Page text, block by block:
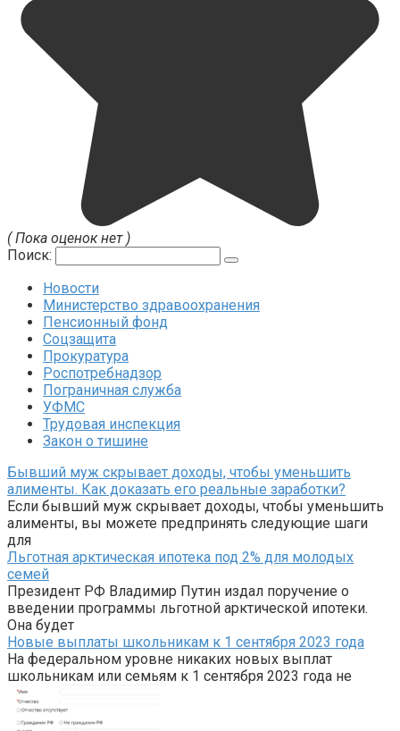
( Пока оценок нет )
Поиск:
Новости
Министерство здравоохранения
Пенсионный фонд
Соцзащита
Прокуратура
Роспотребнадзор
Пограничная служба
УФМС
Трудовая инспекция
Закон о тишине
Бывший муж скрывает доходы, чтобы уменьшить
алименты. Как доказать его реальные заработки?
Если бывший муж скрывает доходы, чтобы уменьшить
алименты, вы можете предпринять следующие шаги
для
Льготная арктическая ипотека под 2% для молодых
семей
Президент РФ Владимир Путин издал поручение о
введении программы льготной арктической ипотеки.
Она будет
Новые выплаты школьникам к 1 сентября 2023 года
На федеральном уровне никаких новых выплат
школьникам или семьям к 1 сентября 2023 года не